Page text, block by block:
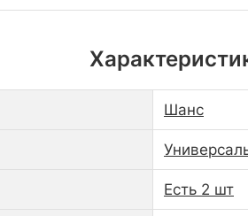
Шанс
Есть 2 шт